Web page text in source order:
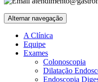
Alternar navegação
A Clínica
Equipe
Exames
Colonoscopia
Dilatação
Endoscopia